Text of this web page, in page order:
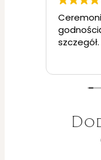
szczegół.